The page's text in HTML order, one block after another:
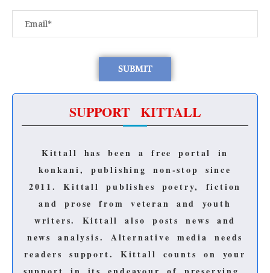
SUPPORT KITTALL
Kittall has been a free portal in
konkani, publishing non-stop since
2011.Kittall publishes poetry, fiction
and prose from veteran and youth
writers. Kittall also posts news and
news analysis. Alternative media needs
readers support. Kittall counts on your